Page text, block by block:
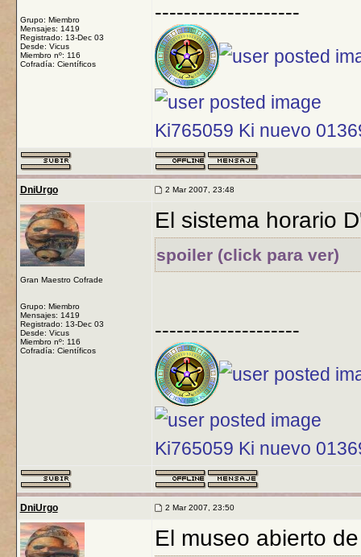
Grupo: Miembro
Mensajes: 1419
Registrado: 13-Dec 03
Desde: Vicus
Miembro nº: 116
Cofradía: Científicos
--------------------
Ki765059 Ki nuevo
DniUrgo 2 Mar 2007, 23:48
Gran Maestro Cofrade
Grupo: Miembro
Mensajes: 1419
Registrado: 13-Dec 03
Desde: Vicus
Miembro nº: 116
Cofradía: Científicos
El sistema horario
spoiler (click para ver)
--------------------
Ki765059 Ki nuevo
DniUrgo 2 Mar 2007, 23:50
El museo abierto